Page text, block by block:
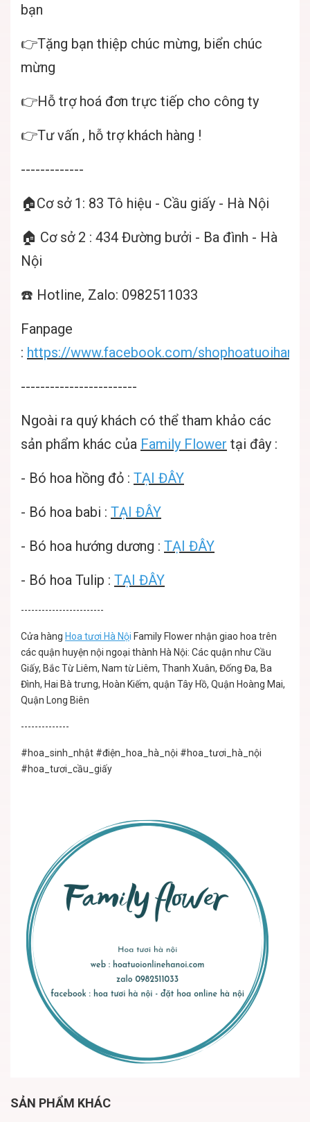
bạn
👉Tặng bạn thiệp chúc mừng, biển chúc
mừng
👉Hỗ trợ hoá đơn trực tiếp cho công ty
👉Tư vấn , hỗ trợ khách hàng !
-------------
🏠Cơ sở 1: 83 Tô hiệu - Cầu giấy - Hà Nội
🏠 Cơ sở 2 : 434 Đường bưởi - Ba đình - Hà
Nội
☎️ Hotline, Zalo: 0982511033
Fanpage
: https://www.facebook.com/
------------------------
Ngoài ra quý khách có thể tham khảo các
sản phẩm khác của Family Flower tại đây :
- Bó hoa hồng đỏ : TẠI ĐÂY
- Bó hoa babi : TẠI ĐÂY
- Bó hoa hướng dương : TẠI ĐÂY
- Bó hoa Tulip : TẠI ĐÂY
------------------------
Cửa hàng Hoa tươi Hà Nội Family Flower nhận giao hoa trên
các quận huyện nội ngoại thành Hà Nội: Các quận như Cầu
Giấy, Bắc Từ Liêm, Nam từ Liêm, Thanh Xuân, Đống Đa, Ba
Đình, Hai Bà trưng, Hoàn Kiếm, quận Tây Hồ, Quận Hoàng Mai,
Quận Long Biên
--------------
#hoa_sinh_nhật #điện_hoa_hà_nội #hoa_tươi_hà_nội
#hoa_tươi_cầu_giấy
SẢN PHẨM KHÁC